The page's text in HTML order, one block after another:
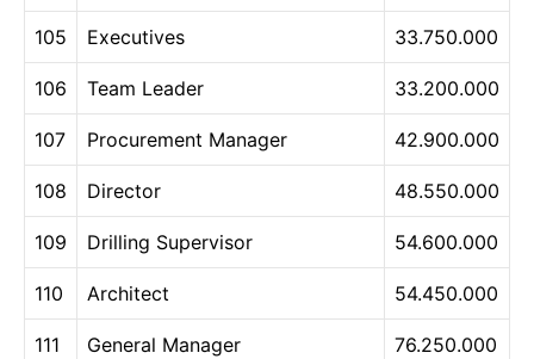
105 Executives 33.750.000
106 Team Leader 33.200.000
107 Procurement Manager 42.900.000
108 Director 48.550.000
109 Drilling Supervisor 54.600.000
110 Architect 54.450.000
111 General Manager 76.250.000